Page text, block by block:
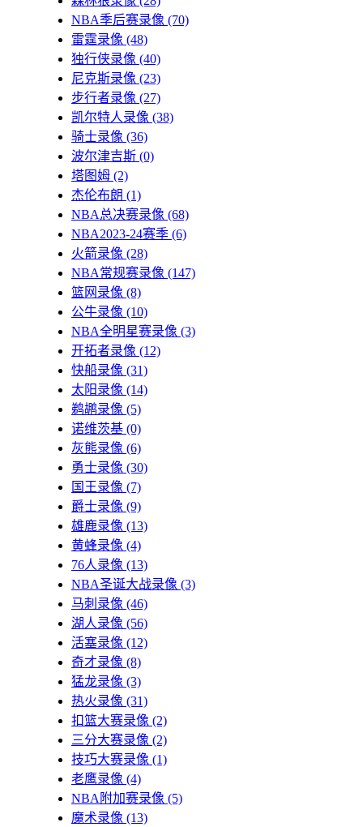
NBA季后赛录像 (70)
雷霆录像 (48)
独行侠录像 (40)
尼克斯录像 (23)
步行者录像 (27)
凯尔特人录像 (38)
骑士录像 (36)
波尔津吉斯 (0)
塔图姆 (2)
杰伦布朗 (1)
NBA总决赛录像 (68)
NBA2023-24赛季 (6)
火箭录像 (28)
NBA常规赛录像 (147)
篮网录像 (8)
公牛录像 (10)
NBA全明星赛录像 (3)
开拓者录像 (12)
快船录像 (31)
太阳录像 (14)
鹈鹕录像 (5)
诺维茨基 (0)
灰熊录像 (6)
勇士录像 (30)
国王录像 (7)
爵士录像 (9)
雄鹿录像 (13)
黄蜂录像 (4)
76人录像 (13)
NBA圣诞大战录像 (3)
马刺录像 (46)
湖人录像 (56)
活塞录像 (12)
奇才录像 (8)
猛龙录像 (3)
热火录像 (31)
扣篮大赛录像 (2)
三分大赛录像 (2)
技巧大赛录像 (1)
老鹰录像 (4)
NBA附加赛录像 (5)
魔术录像 (13)